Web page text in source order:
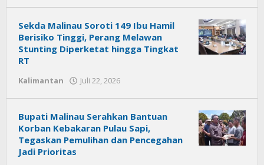
Sekda Malinau Soroti 149 Ibu Hamil
Berisiko Tinggi, Perang Melawan
Stunting Diperketat hingga Tingkat
RT
Kalimantan Juli 22, 2026
Bupati Malinau Serahkan Bantuan
Korban Kebakaran Pulau Sapi,
Tegaskan Pemulihan dan Pencegahan
Jadi Prioritas